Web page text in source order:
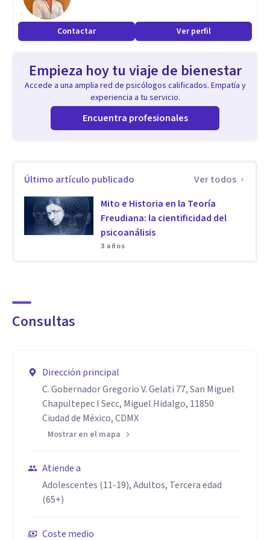
Contactar Ver perfil
Empieza hoy tu viaje de bienestar
Accede a una amplia red de psicólogos calificados. Empatía y
experiencia a tu servicio.
Encuentra profesionales
Último artículo publicado
Ver todos
Mito e Historia en la Teoría
Freudiana: la cientificidad del
psicoanálisis
3 años
Consultas
Dirección principal
C. Gobernador Gregorio V. Gelati 77, San Miguel
Chapultepec I Secc, Miguel Hidalgo, 11850
Ciudad de México, CDMX
Mostrar en el mapa
Atiende a
Adolescentes (11-19), Adultos, Tercera edad
(65+)
Coste medio